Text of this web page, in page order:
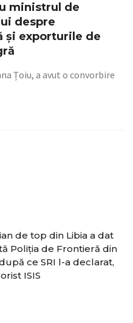
ministrul de
despre
și exporturile de
Țoiu, a avut o convorbire
de top din Libia a dat
Poliția de Frontieră din
ce SRI l-a declarat,
ISIS